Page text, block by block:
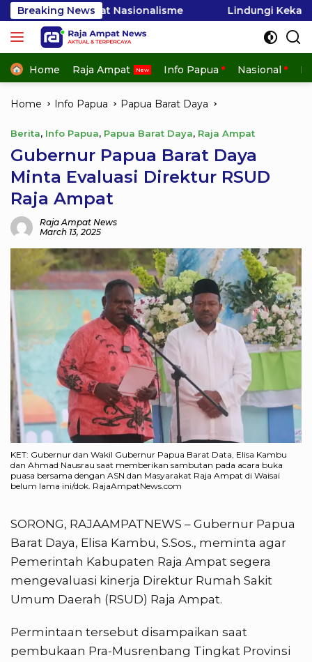
Skip
to
content
Breaking News
Nasionalisme Lindungi Kekayaan Laut Raja
Home Raja Ampat Info Papua Nasional
Home Info Papua Papua Barat Daya
Berita, Info Papua, Papua Barat Daya, Raja Ampat
Gubernur Papua Barat Daya
Minta Evaluasi Direktur RSUD
Raja Ampat
Raja Ampat News
March 13, 2025
KET: Gubernur dan Wakil Gubernur Papua Barat Data, Elisa Kambu
dan Ahmad Nausrau saat memberikan sambutan pada acara buka
puasa bersama dengan ASN dan Masyarakat Raja Ampat di Waisai
belum lama ini/dok. RajaAmpatNews.com
SORONG, RAJAAMPATNEWS – Gubernur Papua
Barat Daya, Elisa Kambu, S.Sos., meminta agar
Pemerintah Kabupaten Raja Ampat segera
mengevaluasi kinerja Direktur Rumah Sakit
Umum Daerah (RSUD) Raja Ampat.
Permintaan tersebut disampaikan saat
pembukaan Pra-Musrenbang Tingkat Provinsi